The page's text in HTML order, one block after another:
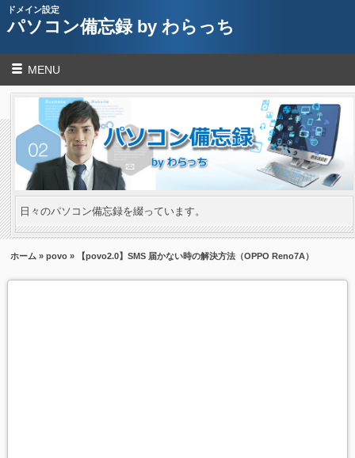
ドメイン設定
パソコン備忘録 by わらっち
MENU
日々のパソコン備忘録を綴っています。
ホーム »povo » 【povo2.0】SMS 届かない時の解決方法（OPPO Reno7A）